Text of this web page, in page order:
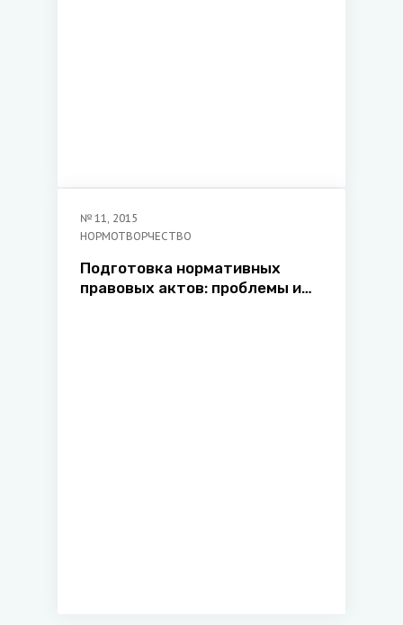
№ 11, 2015
НОРМОТВОРЧЕСТВО
Подготовка нормативных
правовых актов: проблемы и